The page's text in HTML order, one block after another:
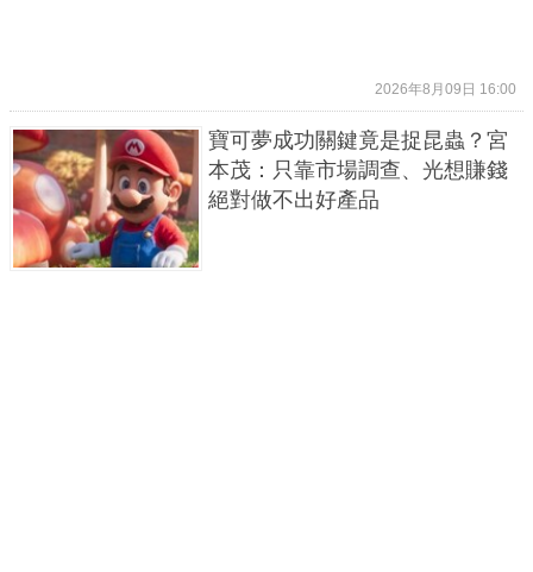
2026年8月09日 16:00
寶可夢成功關鍵竟是捉昆蟲？宮
本茂：只靠市場調查、光想賺錢
絕對做不出好產品